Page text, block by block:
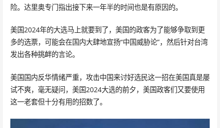
险。达里奥专门指出接下来一年半的时间也是有原因的。
美国2024年的大选马上就要到了，美国的政客为了能够争取到更
多的选票，可能会在国内大肆地宣扬“中国威胁论”，然后针对台湾
发出各种挑衅的言论。
美国国内反华情绪严重，攻击中国来讨好选民这一招在美国真是屡
试不爽，毫无疑问，美国2024大选的前夕，美国政客们又要使用
这一老套但十分有用的招数了。